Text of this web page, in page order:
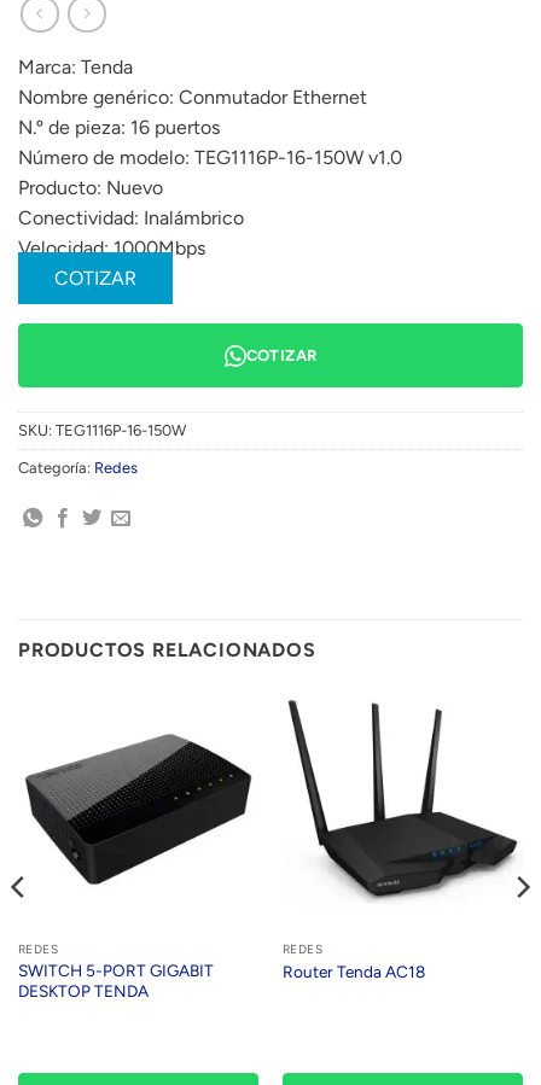
Marca: Tenda
Nombre genérico: Conmutador Ethernet
N.º de pieza: 16 puertos
Número de modelo: TEG1116P-16-150W v1.0
Producto: Nuevo
Conectividad: Inalámbrico
Velocidad:1000Mbps
COTIZAR
COTIZAR
SKU: TEG1116P-16-150W
Categoría: Redes
PRODUCTOS RELACIONADOS
REDES
SWITCH 5-PORT GIGABIT
DESKTOP TENDA
REDES
Router Tenda AC18